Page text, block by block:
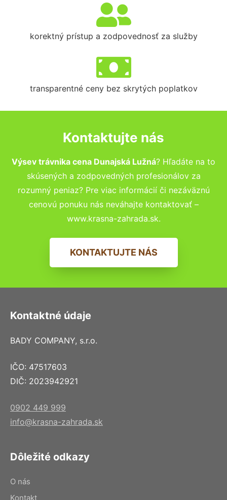
korektný prístup a zodpovednosť za služby
transparentné ceny bez skrytých poplatkov
Kontaktujte nás
Výsev trávnika cena Dunajská Lužná? Hľadáte na to
skúsených a zodpovedných profesionálov za
rozumný peniaz? Pre viac informácií či nezáväznú
cenovú ponuku nás neváhajte kontaktovať –
www.krasna-zahrada.sk.
KONTAKTUJTE NÁS
Kontaktné údaje
BADY COMPANY, s.r.o.
IČO: 47517603
DIČ: 2023942921
0902 449 999
info@krasna-zahrada.sk
Dôležité odkazy
O nás
Kontakt